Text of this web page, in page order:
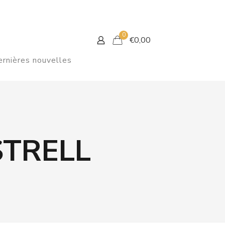
nouvelles
0 €0,00